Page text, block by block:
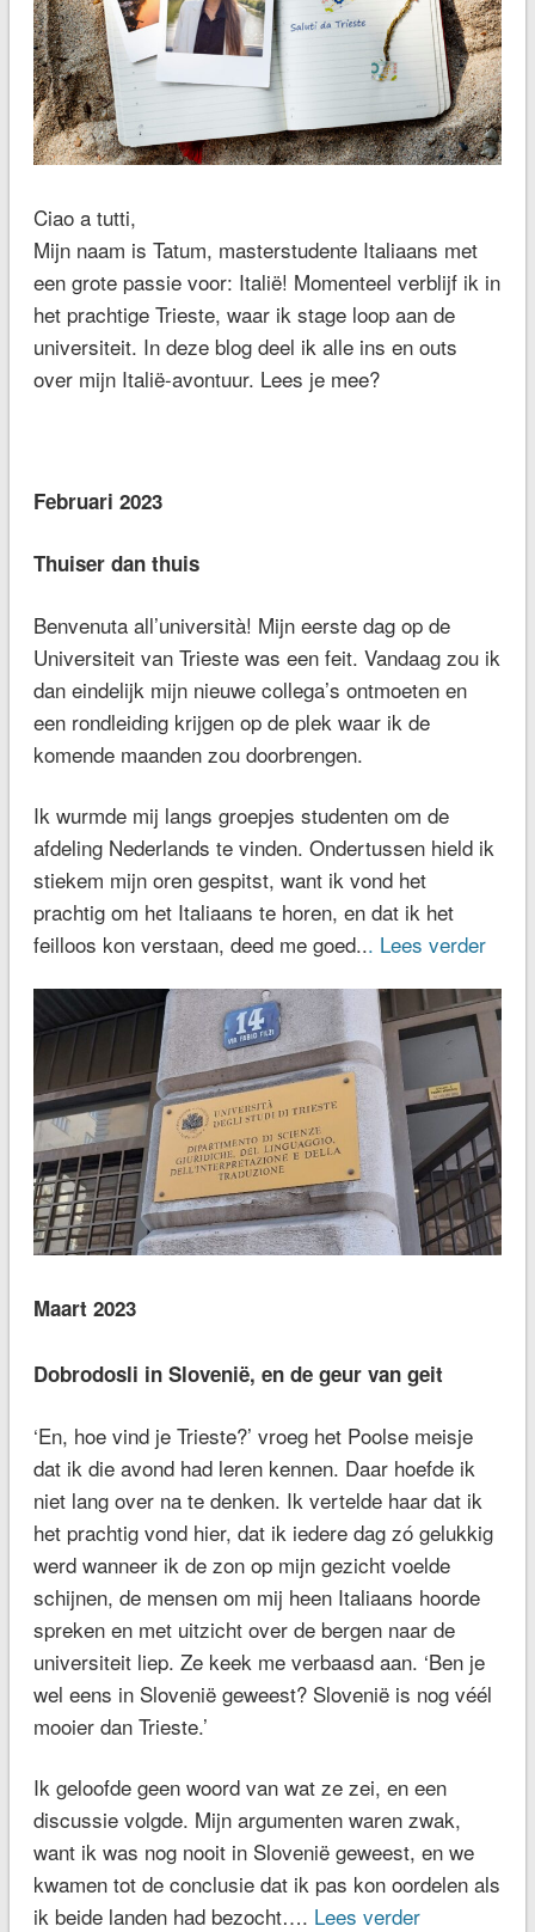
Ciao a tutti,
Mijn naam is Tatum, masterstudente Italiaans met
een grote passie voor: Italië! Momenteel verblijf ik in
het prachtige Trieste, waar ik stage loop aan de
universiteit. In deze blog deel ik alle ins en outs
over mijn Italië-avontuur. Lees je mee?
Februari 2023
Thuiser dan thuis
Benvenuta all’università! Mijn eerste dag op de
Universiteit van Trieste was een feit. Vandaag zou ik
dan eindelijk mijn nieuwe collega’s ontmoeten en
een rondleiding krijgen op de plek waar ik de
komende maanden zou doorbrengen.
Ik wurmde mij langs groepjes studenten om de
afdeling Nederlands te vinden. Ondertussen hield ik
stiekem mijn oren gespitst, want ik vond het
prachtig om het Italiaans te horen, en dat ik het
feilloos kon verstaan, deed me goed... Lees verder
Maart 2023
Dobrodosli in Slovenië, en de geur van geit
‘En, hoe vind je Trieste?’ vroeg het Poolse meisje
dat ik die avond had leren kennen. Daar hoefde ik
niet lang over na te denken. Ik vertelde haar dat ik
het prachtig vond hier, dat ik iedere dag zó gelukkig
werd wanneer ik de zon op mijn gezicht voelde
schijnen, de mensen om mij heen Italiaans hoorde
spreken en met uitzicht over de bergen naar de
universiteit liep. Ze keek me verbaasd aan. ‘Ben je
wel eens in Slovenië geweest? Slovenië is nog véél
mooier dan Trieste.’
Ik geloofde geen woord van wat ze zei, en een
discussie volgde. Mijn argumenten waren zwak,
want ik was nog nooit in Slovenië geweest, en we
kwamen tot de conclusie dat ik pas kon oordelen als
ik beide landen had bezocht…. Lees verder